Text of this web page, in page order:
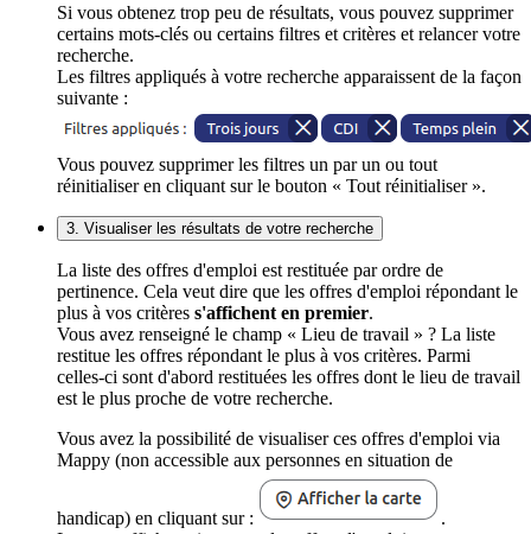
Si vous obtenez trop peu de résultats, vous pouvez supprimer
certains mots-clés ou certains filtres et critères et relancer votre
recherche.
Les filtres appliqués à votre recherche apparaissent de la façon
suivante :
Vous pouvez supprimer les filtres un par un ou tout
réinitialiser en cliquant sur le bouton « Tout réinitialiser ».
3. Visualiser les résultats de votre recherche
La liste des offres d'emploi est restituée par ordre de
pertinence. Cela veut dire que les offres d'emploi répondant le
plus à vos critères s'affichent en premier.
Vous avez renseigné le champ « Lieu de travail » ? La liste
restitue les offres répondant le plus à vos critères. Parmi
celles-ci sont d'abord restituées les offres dont le lieu de travail
est le plus proche de votre recherche.
Vous avez la possibilité de visualiser ces offres d'emploi via
Mappy (non accessible aux personnes en situation de
handicap) en cliquant sur :
.